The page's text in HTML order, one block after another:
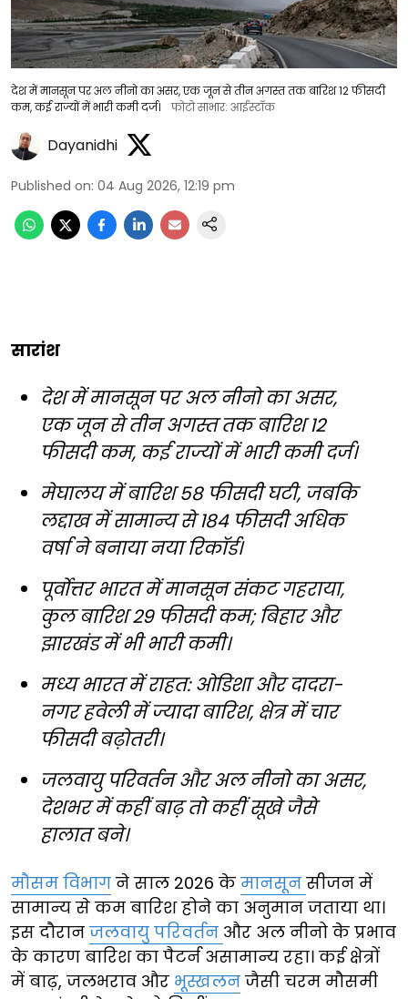
देश में मानसून पर अल नीनो का असर, एक जून से तीन अगस्त तक बारिश 12 फीसदी
कम, कई राज्यों में भारी कमी दर्ज।
फोटो साभार: आईस्टॉक
Dayanidhi
Published on: 04 Aug 2026, 12:19 pm
सारांश
देश में मानसून पर अल नीनो का असर,
एक जून से तीन अगस्त तक बारिश 12
फीसदी कम, कई राज्यों में भारी कमी दर्ज।
मेघालय में बारिश 58 फीसदी घटी, जबकि
लद्दाख में सामान्य से 184 फीसदी अधिक
वर्षा ने बनाया नया रिकॉर्ड।
पूर्वोत्तर भारत में मानसून संकट गहराया,
कुल बारिश 29 फीसदी कम; बिहार और
झारखंड में भी भारी कमी।
मध्य भारत में राहत: ओडिशा और दादरा-
नगर हवेली में ज्यादा बारिश, क्षेत्र में चार
फीसदी बढ़ोतरी।
जलवायु परिवर्तन और अल नीनो का असर,
देशभर में कहीं बाढ़ तो कहीं सूखे जैसे
हालात बने।
मौसम विभाग ने साल 2026 के मानसून सीजन में
सामान्य से कम बारिश होने का अनुमान जताया था।
इस दौरान जलवायु परिवर्तन और अल नीनो के प्रभाव
के कारण बारिश का पैटर्न असामान्य रहा। कई क्षेत्रों
में बाढ़, जलभराव और भूस्खलन जैसी चरम मौसमी